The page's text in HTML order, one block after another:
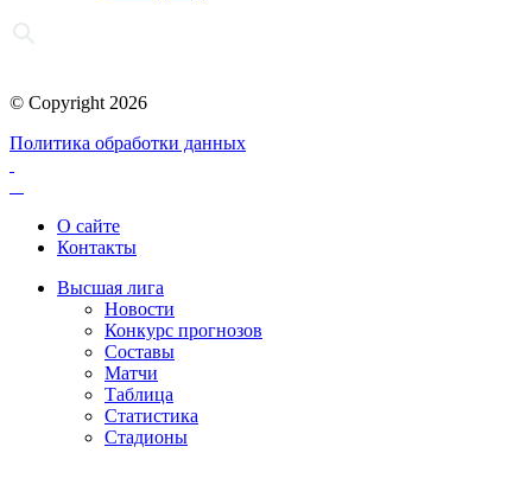
© Copyright 2026
Политика обработки данных
О сайте
Контакты
Высшая лига
Новости
Конкурс прогнозов
Составы
Матчи
Таблица
Статистика
Стадионы